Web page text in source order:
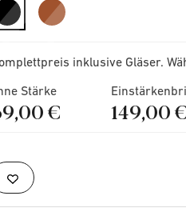
selected
inklusive Gläser.
Stärke
€ 149,00 €